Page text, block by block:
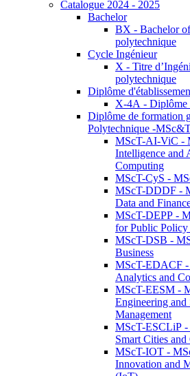
Catalogue 2024 - 2025
Bachelor
BX - Bachelor
polytechnique
Cycle Ingénieur
X - Titre
polytechnique
Diplôme
X-4A - Diplôme
Diplôme de formation
Polytechnique -
MScT-AI-ViC -
Intelligence and
Computing
MScT-CyS -
MScT-DDDF -
Data and
MScT-DEPP -
for Public
MScT-DSB -
Business
MScT-EDACF -
Analytics and
MScT-EESM -
Engineering
Management
MScT-ESCLiP
Smart Cities
MScT-IOT -
Innovation and